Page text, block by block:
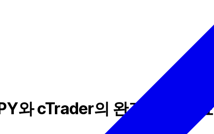
와 cTrader의 완전 통합 발표